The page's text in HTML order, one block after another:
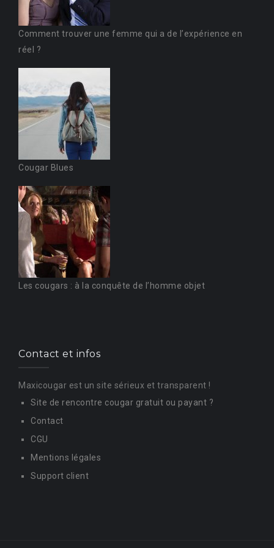
e
s
c
o
r
t
e
l
i
d
ü
s
o
r
t
a
Comment trouver une femme qui a de l’expérience en
réel ?
Cougar Blues
Les cougars : à la conquête de l’homme objet
c
s
Contact et infos
Maxicougar est un site sérieux et transparent !
Site de rencontre cougar gratuit ou payant ?
Contact
CGU
Mentions légales
Support client